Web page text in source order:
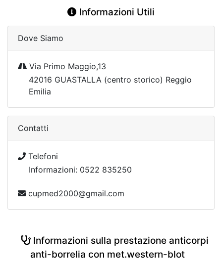
Informazioni Utili
Dove Siamo
Via Primo Maggio,13
42016 GUASTALLA (centro storico) Reggio
Emilia
Contatti
Telefoni
Informazioni: 0522 835250
cupmed2000@gmail.com
Informazioni sulla prestazione anticorpi
anti-borrelia con met.western-blot